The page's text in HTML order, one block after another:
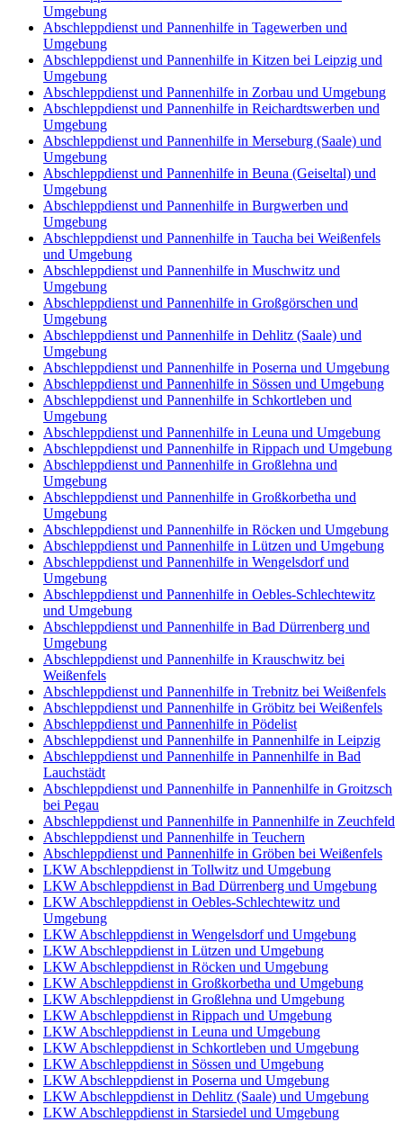
Umgebung
Abschleppdienst und Pannenhilfe in Tagewerben und
Umgebung
Abschleppdienst und Pannenhilfe in Kitzen bei Leipzig und
Umgebung
Abschleppdienst und Pannenhilfe in Zorbau und Umgebung
Abschleppdienst und Pannenhilfe in Reichardtswerben und
Umgebung
Abschleppdienst und Pannenhilfe in Merseburg (Saale) und
Umgebung
Abschleppdienst und Pannenhilfe in Beuna (Geiseltal) und
Umgebung
Abschleppdienst und Pannenhilfe in Burgwerben und
Umgebung
Abschleppdienst und Pannenhilfe in Taucha bei Weißenfels
und Umgebung
Abschleppdienst und Pannenhilfe in Muschwitz und
Umgebung
Abschleppdienst und Pannenhilfe in Großgörschen und
Umgebung
Abschleppdienst und Pannenhilfe in Dehlitz (Saale) und
Umgebung
Abschleppdienst und Pannenhilfe in Poserna und Umgebung
Abschleppdienst und Pannenhilfe in Sössen und Umgebung
Abschleppdienst und Pannenhilfe in Schkortleben und
Umgebung
Abschleppdienst und Pannenhilfe in Leuna und Umgebung
Abschleppdienst und Pannenhilfe in Rippach und Umgebung
Abschleppdienst und Pannenhilfe in Großlehna und
Umgebung
Abschleppdienst und Pannenhilfe in Großkorbetha und
Umgebung
Abschleppdienst und Pannenhilfe in Röcken und Umgebung
Abschleppdienst und Pannenhilfe in Lützen und Umgebung
Abschleppdienst und Pannenhilfe in Wengelsdorf und
Umgebung
Abschleppdienst und Pannenhilfe in Oebles-Schlechtewitz
und Umgebung
Abschleppdienst und Pannenhilfe in Bad Dürrenberg und
Umgebung
Abschleppdienst und Pannenhilfe in Krauschwitz bei
Weißenfels
Abschleppdienst und Pannenhilfe in Trebnitz bei Weißenfels
Abschleppdienst und Pannenhilfe in Gröbitz bei Weißenfels
Abschleppdienst und Pannenhilfe in Pödelist
Abschleppdienst und Pannenhilfe in Pannenhilfe in Leipzig
Abschleppdienst und Pannenhilfe in Pannenhilfe in Bad
Lauchstädt
Abschleppdienst und Pannenhilfe in Pannenhilfe in Groitzsch
bei Pegau
Abschleppdienst und Pannenhilfe in Pannenhilfe in Zeuchfeld
Abschleppdienst und Pannenhilfe in Teuchern
Abschleppdienst und Pannenhilfe in Gröben bei Weißenfels
LKW Abschleppdienst in Tollwitz und Umgebung
LKW Abschleppdienst in Bad Dürrenberg und Umgebung
LKW Abschleppdienst in Oebles-Schlechtewitz und
Umgebung
LKW Abschleppdienst in Wengelsdorf und Umgebung
LKW Abschleppdienst in Lützen und Umgebung
LKW Abschleppdienst in Röcken und Umgebung
LKW Abschleppdienst in Großkorbetha und Umgebung
LKW Abschleppdienst in Großlehna und Umgebung
LKW Abschleppdienst in Rippach und Umgebung
LKW Abschleppdienst in Leuna und Umgebung
LKW Abschleppdienst in Schkortleben und Umgebung
LKW Abschleppdienst in Sössen und Umgebung
LKW Abschleppdienst in Poserna und Umgebung
LKW Abschleppdienst in Dehlitz (Saale) und Umgebung
LKW Abschleppdienst in Starsiedel und Umgebung